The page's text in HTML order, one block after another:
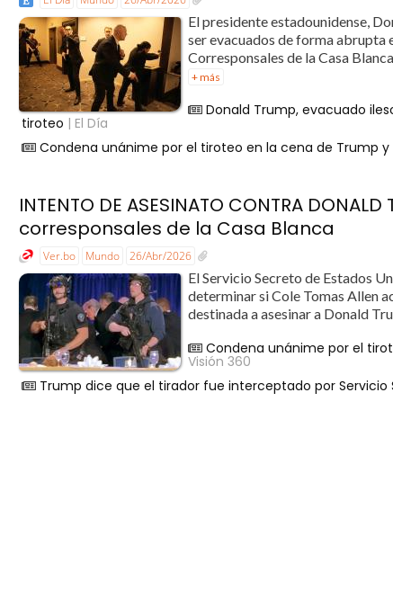
El presidente estadounidense,
ser evacuados de forma abrupta
Corresponsales de la Casa
+ más
Donald Trump, evacuado
tiroteo | El Día
Condena unánime por el tiroteo en la cena de Trump
INTENTO DE ASESINATO CONTRA
corresponsales de la Casa Blanca
Ver.bo Mundo 26/Abr/2026
El Servicio Secreto de Estados
determinar si Cole Tomas Allen
destinada a asesinar a Donald
Condena unánime por el
Visión 360
Trump dice que el tirador fue interceptado por